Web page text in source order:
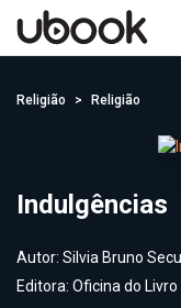
Religião Religião
Indulgências
Autor: Silvia Bruno
Editora: Oficina do